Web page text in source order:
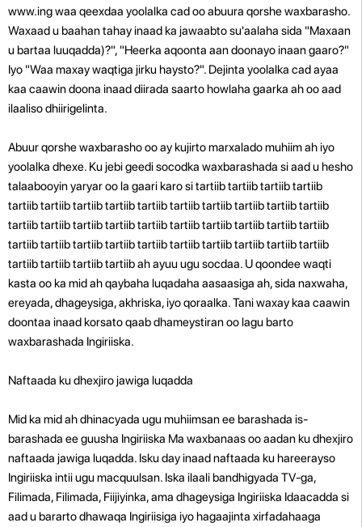
www.ing waa qeexdaa yoolalka cad oo abuura qorshe waxbarasho.
Waxaad u baahan tahay inaad ka jawaabto su'aalaha sida "Maxaan
u bartaa luuqadda)?", "Heerka aqoonta aan doonayo inaan gaaro?"
Iyo "Waa maxay waqtiga jirku haysto?". Dejinta yoolalka cad ayaa
kaa caawin doona inaad diirada saarto howlaha gaarka ah oo aad
ilaaliso dhiirigelinta.
Abuur qorshe waxbarasho oo ay kujirto marxalado muhiim ah iyo
yoolalka dhexe. Ku jebi geedi socodka waxbarashada si aad u hesho
talaabooyin yaryar oo la gaari karo si tartiib tartiib tartiib tartiib
tartiib tartiib tartiib tartiib tartiib tartiib tartiib tartiib tartiib tartiib
tartiib tartiib tartiib tartiib tartiib tartiib tartiib tartiib tartiib tartiib
tartiib tartiib tartiib tartiib tartiib tartiib tartiib tartiib tartiib tartiib
tartiib tartiib tartiib tartiib ah ayuu ugu socdaa. U qoondee waqti
kasta oo ka mid ah qaybaha luqadaha aasaasiga ah, sida naxwaha,
ereyada, dhageysiga, akhriska, iyo qoraalka. Tani waxay kaa caawin
doontaa inaad korsato qaab dhameystiran oo lagu barto
waxbarashada Ingiriiska.
Naftaada ku dhexjiro jawiga luqadda
Mid ka mid ah dhinacyada ugu muhiimsan ee barashada is-
barashada ee guusha Ingiriiska Ma waxbanaas oo aadan ku dhexjiro
naftaada jawiga luqadda. Isku day inaad naftaada ku hareerayso
Ingiriiska intii ugu macquulsan. Iska ilaali bandhigyada TV-ga,
Filimada, Filimada, Fiijiyinka, ama dhageysiga Ingiriiska Idaacadda si
aad u bararto dhawaqa Ingiriisiga iyo hagaajinta xirfadahaaga